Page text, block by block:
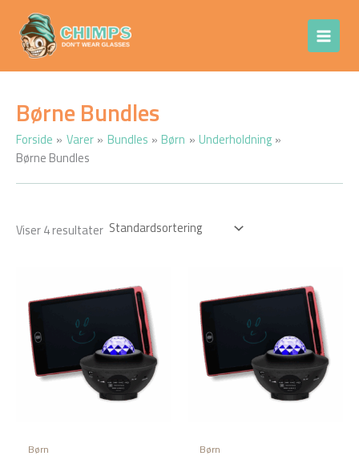
indholdet
Børne Bundles
Forside Varer Bundles Børn
Underholdning
Børne Bundles
Viser 4 resultater
Børn Børn